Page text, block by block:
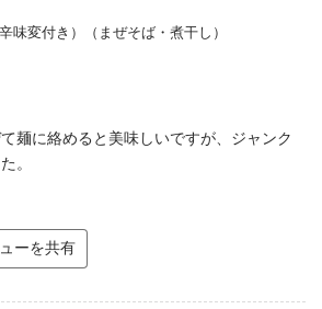
味変付き）（まぜそば・煮干し）
麺に絡めると美味しいですが、ジャンク
。
ーを共有